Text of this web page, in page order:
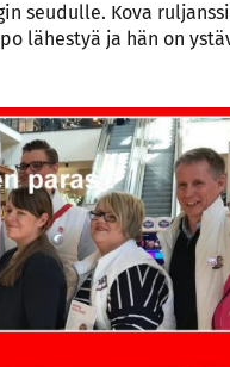
seudulle. Kova
lähestyä ja hän on